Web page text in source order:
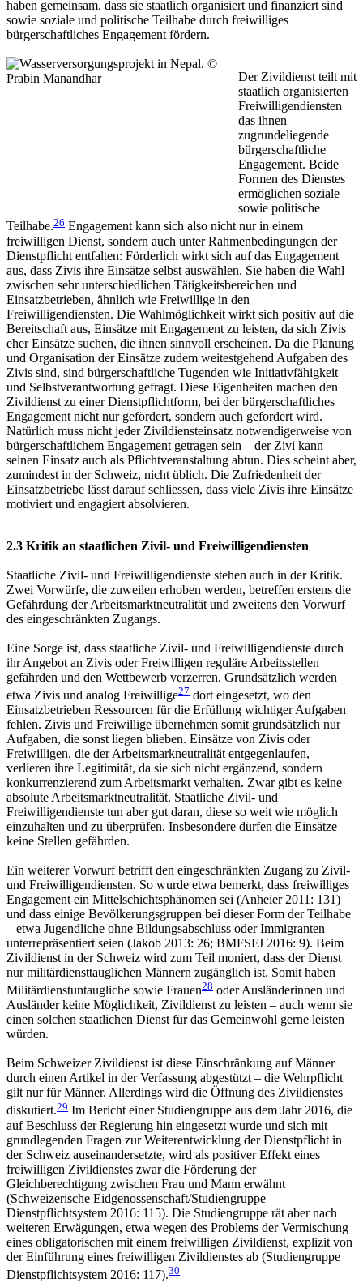
haben gemeinsam, dass sie staatlich organisiert und finanziert sind
sowie soziale und politische Teilhabe durch freiwilliges
bürgerschaftliches Engagement fördern.
Der Zivildienst teilt mit
staatlich organisierten
Freiwilligendiensten
das ihnen
zugrundeliegende
bürgerschaftliche
Engagement. Beide
Formen des Dienstes
ermöglichen soziale
sowie politische
Teilhabe.26 Engagement kann sich also nicht nur in einem
freiwilligen Dienst, sondern auch unter Rahmenbedingungen der
Dienstpflicht entfalten: Förderlich wirkt sich auf das Engagement
aus, dass Zivis ihre Einsätze selbst auswählen. Sie haben die Wahl
zwischen sehr unterschiedlichen Tätigkeitsbereichen und
Einsatzbetrieben, ähnlich wie Freiwillige in den
Freiwilligendiensten. Die Wahlmöglichkeit wirkt sich positiv auf die
Bereitschaft aus, Einsätze mit Engagement zu leisten, da sich Zivis
eher Einsätze suchen, die ihnen sinnvoll erscheinen. Da die Planung
und Organisation der Einsätze zudem weitestgehend Aufgaben des
Zivis sind, sind bürgerschaftliche Tugenden wie Initiativfähigkeit
und Selbstverantwortung gefragt. Diese Eigenheiten machen den
Zivildienst zu einer Dienstpflichtform, bei der bürgerschaftliches
Engagement nicht nur gefördert, sondern auch gefordert wird.
Natürlich muss nicht jeder Zivildiensteinsatz notwendigerweise von
bürgerschaftlichem Engagement getragen sein – der Zivi kann
seinen Einsatz auch als Pflichtveranstaltung abtun. Dies scheint aber,
zumindest in der Schweiz, nicht üblich. Die Zufriedenheit der
Einsatzbetriebe lässt darauf schliessen, dass viele Zivis ihre Einsätze
motiviert und engagiert absolvieren.
2.3 Kritik an staatlichen Zivil- und Freiwilligendiensten
Staatliche Zivil- und Freiwilligendienste stehen auch in der Kritik.
Zwei Vorwürfe, die zuweilen erhoben werden, betreffen erstens die
Gefährdung der Arbeitsmarktneutralität und zweitens den Vorwurf
des eingeschränkten Zugangs.
Eine Sorge ist, dass staatliche Zivil- und Freiwilligendienste durch
ihr Angebot an Zivis oder Freiwilligen reguläre Arbeitsstellen
gefährden und den Wettbewerb verzerren. Grundsätzlich werden
etwa Zivis und analog Freiwillige27 dort eingesetzt, wo den
Einsatzbetrieben Ressourcen für die Erfüllung wichtiger Aufgaben
fehlen. Zivis und Freiwillige übernehmen somit grundsätzlich nur
Aufgaben, die sonst liegen blieben. Einsätze von Zivis oder
Freiwilligen, die der Arbeitsmarkneutralität entgegenlaufen,
verlieren ihre Legitimität, da sie sich nicht ergänzend, sondern
konkurrenzierend zum Arbeitsmarkt verhalten. Zwar gibt es keine
absolute Arbeitsmarktneutralität. Staatliche Zivil- und
Freiwilligendienste tun aber gut daran, diese so weit wie möglich
einzuhalten und zu überprüfen. Insbesondere dürfen die Einsätze
keine Stellen gefährden.
Ein weiterer Vorwurf betrifft den eingeschränkten Zugang zu Zivil-
und Freiwilligendiensten. So wurde etwa bemerkt, dass freiwilliges
Engagement ein Mittelschichtsphänomen sei (Anheier 2011: 131)
und dass einige Bevölkerungsgruppen bei dieser Form der Teilhabe
– etwa Jugendliche ohne Bildungsabschluss oder Immigranten –
unterrepräsentiert seien (Jakob 2013: 26; BMFSFJ 2016: 9). Beim
Zivildienst in der Schweiz wird zum Teil moniert, dass der Dienst
nur militärdiensttauglichen Männern zugänglich ist. Somit haben
Militärdienstuntaugliche sowie Frauen28 oder Ausländerinnen und
Ausländer keine Möglichkeit, Zivildienst zu leisten – auch wenn sie
einen solchen staatlichen Dienst für das Gemeinwohl gerne leisten
würden.
Beim Schweizer Zivildienst ist diese Einschränkung auf Männer
durch einen Artikel in der Verfassung abgestützt – die Wehrpflicht
gilt nur für Männer. Allerdings wird die Öffnung des Zivildienstes
diskutiert.29 Im Bericht einer Studiengruppe aus dem Jahr 2016, die
auf Beschluss der Regierung hin eingesetzt wurde und sich mit
grundlegenden Fragen zur Weiterentwicklung der Dienstpflicht in
der Schweiz auseinandersetzte, wird als positiver Effekt eines
freiwilligen Zivildienstes zwar die Förderung der
Gleichberechtigung zwischen Frau und Mann erwähnt
(Schweizerische Eidgenossenschaft/Studiengruppe
Dienstpflichtsystem 2016: 115). Die Studiengruppe rät aber nach
weiteren Erwägungen, etwa wegen des Problems der Vermischung
eines obligatorischen mit einem freiwilligen Zivildienst, explizit von
der Einführung eines freiwilligen Zivildienstes ab (Studiengruppe
Dienstpflichtsystem 2016: 117).30